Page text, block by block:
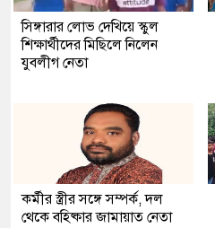
সিঙ্গারার লোভ দেখিয়ে স্কুল
শিক্ষার্থীদের মিছিলে নিলেন
যুবলীগ নেতা
কর্মীর স্ত্রীর সঙ্গে সম্পর্ক, দল
থেকে বহিষ্কার জামায়াত নেতা